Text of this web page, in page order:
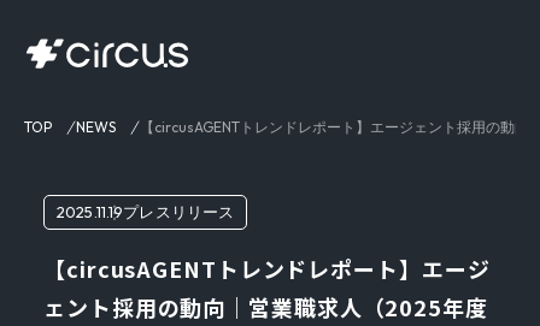
TOP NEWS 【circusAGENTトレンドレポート】エージェント採用の動
2025.11.19プレスリリース
【circusAGENTトレンドレポート】エージ
ェント採用の動向｜営業職求人（2025年度